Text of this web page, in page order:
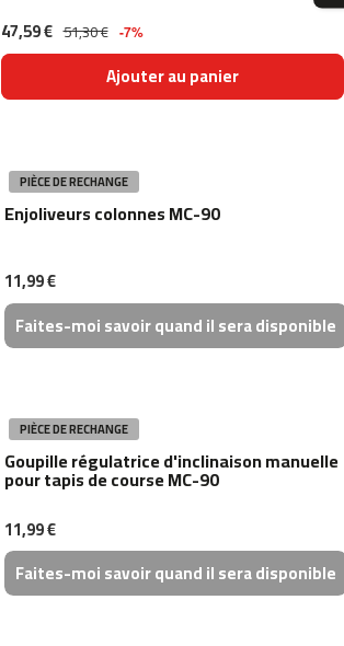
47,59 € 51,30 € -7%
Ajouter au panier
PIÈCE DE RECHANGE
Enjoliveurs colonnes MC-90
11,99 €
Faites-moi savoir quand il sera disponible
PIÈCE DE RECHANGE
Goupille régulatrice d'inclinaison manuelle
pour tapis de course MC-90
11,99 €
Faites-moi savoir quand il sera disponible